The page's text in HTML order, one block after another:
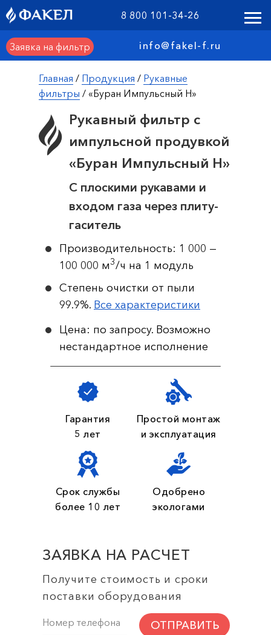
8 800 101-34-26
Заявка на фильтр info@fakel-f.ru
Главная / Продукция / Рукавные
фильтры / «Буран Импульсный Н»
Производительность: 1 000 —
100 000 м3/ч на 1 модуль
Степень очистки от пыли
99.9%. Все характеристики
Цена: по запросу. Возможно
нестандартное исполнение
Гарантия
5 лет
Простой монтаж
и эксплуатация
Срок службы
более 10 лет
Одобрено
экологами
ОТПРАВИТЬ
ЗАЯВКА НА РАСЧЕТ
Получите стоимость и сроки
поставки оборудования
Рукавный фильтр с
импульсной продувкой
«Буран Импульсный Н»
С плоскими рукавами и
входом газа через плиту-
гаситель